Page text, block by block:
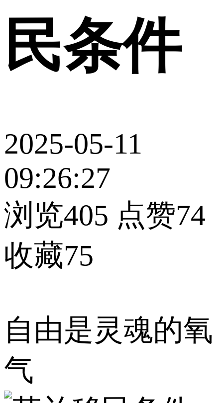
民条件
2025-05-11
09:26:27
浏览405 点赞74
收藏75
自由是灵魂的氧
气